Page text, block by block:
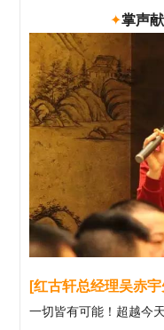
✦掌声
[红古轩总经理吴赤宇
一切皆有可能！超越今